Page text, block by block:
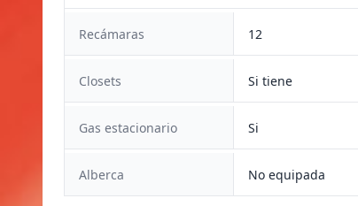
Recámaras 12
Closets Si tiene
Gas estacionario Si
Alberca No equipada